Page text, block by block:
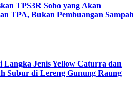
TPS3R Sobo yang Akan
TPA, Bukan Pembuangan Sampah
Langka Jenis Yellow Caturra dan
Subur di Lereng Gunung Raung